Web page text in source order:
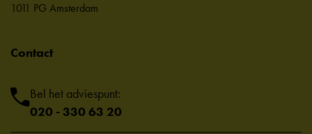
1011 PG Amsterdam
Contact
Bel het adviespunt:
020 - 330 63 20